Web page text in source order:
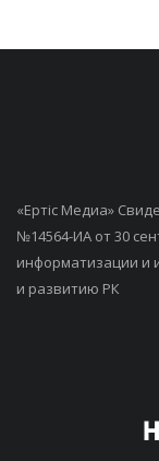
«Ертiс Медиа»
№14564-ИА от 30
информатизации и
и развитию РК